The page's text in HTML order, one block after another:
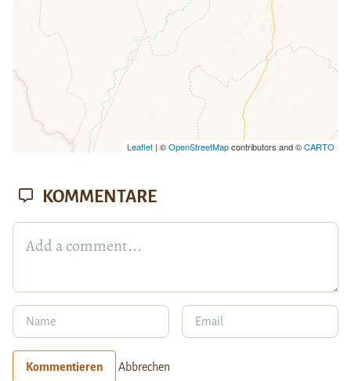
Leaflet| ©OpenStreetMapcontributors and ©CARTO
KOMMENTARE
Kommentieren Abbrechen